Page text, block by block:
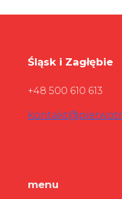
Śląsk i Zagłębie
+48 500 610 613
menu